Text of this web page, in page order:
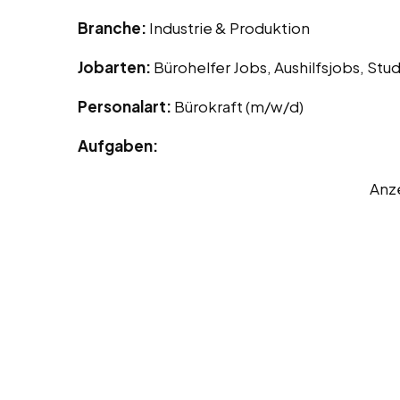
Branche: Industrie & Produktion
Jobarten: Bürohelfer Jobs, Aushilfsjobs,
Personalart: Bürokraft (m/w/d)
Aufgaben: